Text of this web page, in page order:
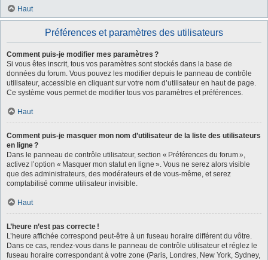
Haut
Préférences et paramètres des utilisateurs
Comment puis-je modifier mes paramètres ?
Si vous êtes inscrit, tous vos paramètres sont stockés dans la base de
données du forum. Vous pouvez les modifier depuis le panneau de contrôle
utilisateur, accessible en cliquant sur votre nom d’utilisateur en haut de page.
Ce système vous permet de modifier tous vos paramètres et préférences.
Haut
Comment puis-je masquer mon nom d’utilisateur de la liste des utilisateurs
en ligne ?
Dans le panneau de contrôle utilisateur, section « Préférences du forum »,
activez l’option « Masquer mon statut en ligne ». Vous ne serez alors visible
que des administrateurs, des modérateurs et de vous-même, et serez
comptabilisé comme utilisateur invisible.
Haut
L’heure n’est pas correcte !
L’heure affichée correspond peut-être à un fuseau horaire différent du vôtre.
Dans ce cas, rendez-vous dans le panneau de contrôle utilisateur et réglez le
fuseau horaire correspondant à votre zone (Paris, Londres, New York, Sydney,